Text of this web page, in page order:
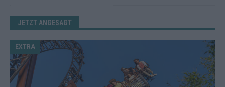
JETZT ANGESAGT
EXTRA